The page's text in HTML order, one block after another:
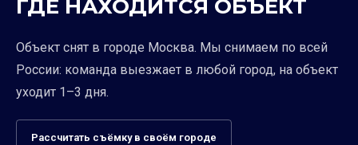
ГДЕ НАХОДИТСЯ ОБЪЕКТ
Объект снят в городе Москва. Мы снимаем по всей
России: команда выезжает в любой город, на объект
уходит 1–3 дня.
Рассчитать съёмку в своём городе